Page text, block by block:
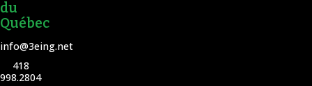
du
Québec
info@3eing.net
418
998.2804